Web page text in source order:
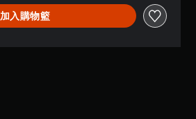
加入購物籃